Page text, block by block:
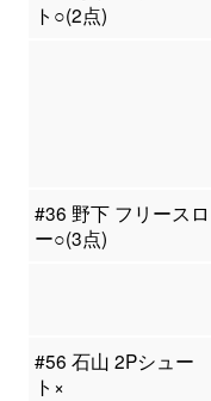
ト○(2点)
#36 野下 フリースロ
ー○(3点)
#56 石山 2Pシュー
ト×